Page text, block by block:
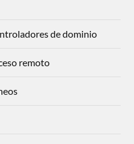
de dominio
remoto